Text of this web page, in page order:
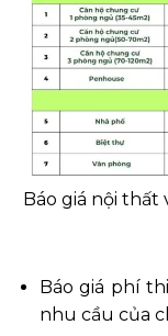
Báo giá nội
Báo giá phí
nhu cầu của